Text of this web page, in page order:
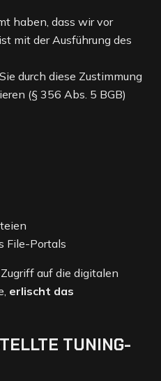
haben, dass wir vor
mit der Ausführung des
durch diese Zustimmung
(§ 356 Abs. 5 BGB)
File-Portals
auf die digitalen
erlischt das
TUNING-